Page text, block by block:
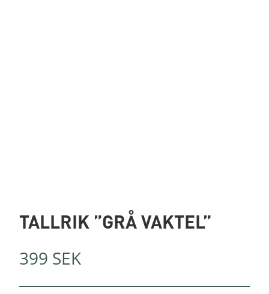
TALLRIK ”GRÅ VAKTEL”
399 SEK